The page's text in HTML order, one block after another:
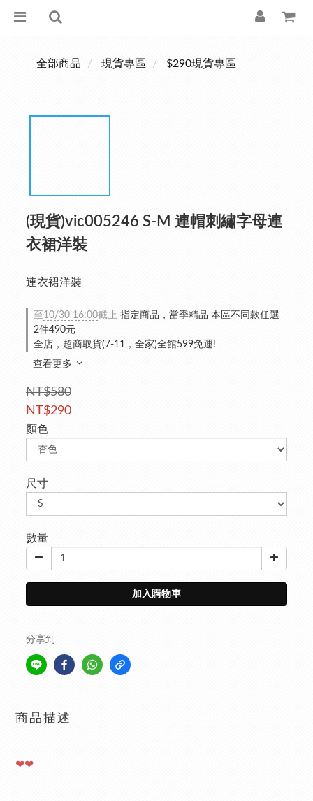
全部商品 現貨專區 $290現貨專區
(現貨)vic005246 S-M 連帽刺繡字母連
衣裙洋裝
連衣裙洋裝
至 10/30 16:00截止 指定商品，當季精品 本區不同款任選
2件490元
全店，超商取貨(7-11，全家)全館599免運!
查看更多
NT$580
NT$290
顏色
尺寸
數量
加入購物車
分享到
商品描述
❤❤